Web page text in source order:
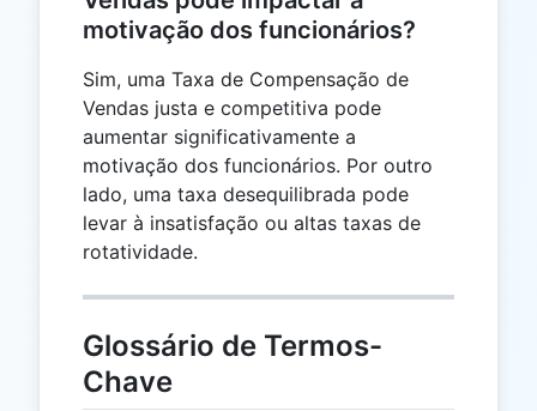
motivação dos funcionários?
Sim, uma Taxa de Compensação de
Vendas justa e competitiva pode
aumentar significativamente a
motivação dos funcionários. Por outro
lado, uma taxa desequilibrada pode
levar à insatisfação ou altas taxas de
rotatividade.
Glossário de Termos-
Chave